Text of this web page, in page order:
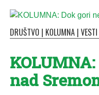
DRUŠTVO | KOLUMNA | VESTI
nad